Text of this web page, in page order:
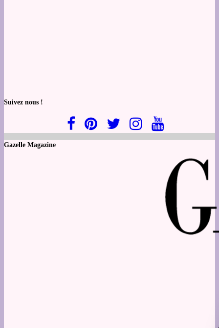
Suivez nous !
Gazelle Magazine